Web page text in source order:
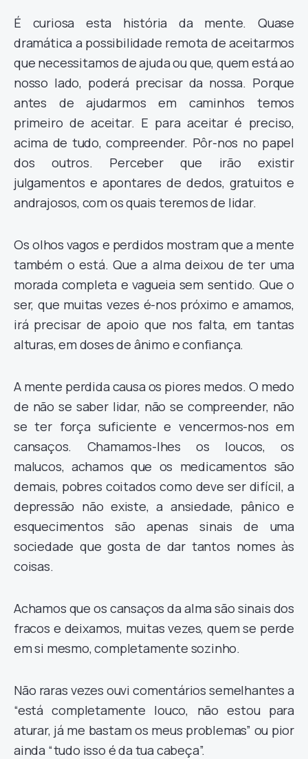
É curiosa esta história da mente. Quase
dramática a possibilidade remota de aceitarmos
que necessitamos de ajuda ou que, quem está ao
nosso lado, poderá precisar da nossa. Porque
antes de ajudarmos em caminhos temos
primeiro de aceitar. E para aceitar é preciso,
acima de tudo, compreender. Pôr-nos no papel
dos outros. Perceber que irão existir
julgamentos e apontares de dedos, gratuitos e
andrajosos, com os quais teremos de lidar.
Os olhos vagos e perdidos mostram que a mente
também o está. Que a alma deixou de ter uma
morada completa e vagueia sem sentido. Que o
ser, que muitas vezes é-nos próximo e amamos,
irá precisar de apoio que nos falta, em tantas
alturas, em doses de ânimo e confiança.
A mente perdida causa os piores medos. O medo
de não se saber lidar, não se compreender, não
se ter força suficiente e vencermos-nos em
cansaços. Chamamos-lhes os loucos, os
malucos, achamos que os medicamentos são
demais, pobres coitados como deve ser difícil, a
depressão não existe, a ansiedade, pânico e
esquecimentos são apenas sinais de uma
sociedade que gosta de dar tantos nomes às
coisas.
Achamos que os cansaços da alma são sinais dos
fracos e deixamos, muitas vezes, quem se perde
em si mesmo, completamente sozinho.
Não raras vezes ouvi comentários semelhantes a
“está completamente louco, não estou para
aturar, já me bastam os meus problemas” ou pior
ainda “tudo isso é da tua cabeça”.